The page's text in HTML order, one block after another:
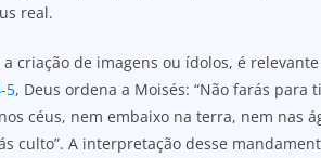
real.
criação de imagens ou ídolos, é
5, Deus ordena a Moisés: “Não farás para ti
céus, nem embaixo na terra, nem nas
culto”. A interpretação desse